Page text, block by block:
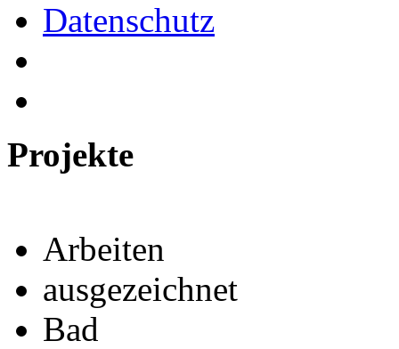
Datenschutz
Projekte
Arbeiten
ausgezeichnet
Bad